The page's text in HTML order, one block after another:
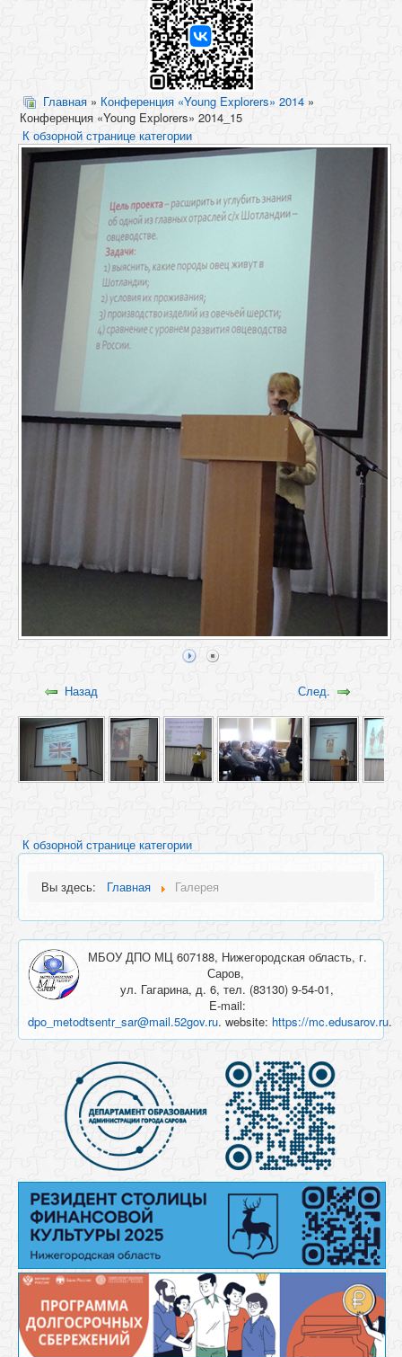
Главная » Конференция «Young Explorers» 2014 »
Конференция «Young Explorers» 2014_15
К обзорной странице категории
Назад След.
К обзорной странице категории
Вы здесь: Главная Галерея
МБОУ ДПО МЦ 607188, Нижегородская область, г.
Саров,
ул. Гагарина, д. 6, тел. (83130) 9-54-01,
E-mail:
dpo_metodtsentr_sar@mail.52gov.ru. website: https://mc.edusarov.ru.